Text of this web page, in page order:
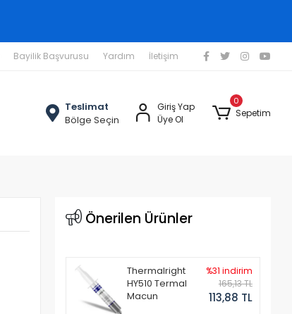
Bayilik Başvurusu Yardım İletişim
Teslimat
Bölge Seçin
Giriş Yap
Üye Ol
0
Sepetim
Önerilen Ürünler
Thermalright
HY510 Termal
Macun
%31 indirim
165,13 TL
113,88 TL